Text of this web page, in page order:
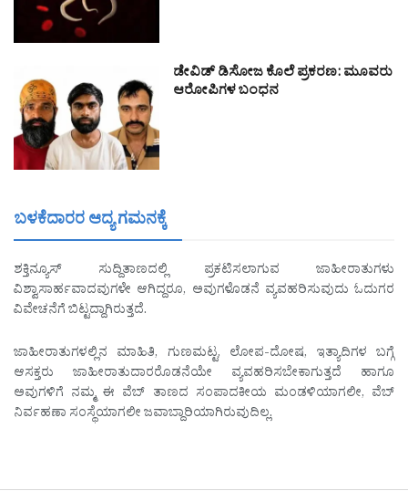
ಡೇವಿಡ್ ಡಿಸೋಜ ಕೊಲೆ ಪ್ರಕರಣ: ಮೂವರು
ಆರೋಪಿಗಳ ಬಂಧನ
ಬಳಕೆದಾರರ ಆದ್ಯ ಗಮನಕ್ಕೆ
ಶಕ್ತಿನ್ಯೂಸ್ ಸುದ್ದಿತಾಣದಲ್ಲಿ ಪ್ರಕಟಿಸಲಾಗುವ ಜಾಹೀರಾತುಗಳು
ವಿಶ್ವಾಸಾರ್ಹವಾದವುಗಳೇ ಆಗಿದ್ದರೂ, ಅವುಗಳೊಡನೆ ವ್ಯವಹರಿಸುವುದು ಓದುಗರ
ವಿವೇಚನೆಗೆ ಬಿಟ್ಟದ್ದಾಗಿರುತ್ತದೆ.
ಜಾಹೀರಾತುಗಳಲ್ಲಿನ ಮಾಹಿತಿ, ಗುಣಮಟ್ಟ, ಲೋಪ-ದೋಷ, ಇತ್ಯಾದಿಗಳ ಬಗ್ಗೆ
ಆಸಕ್ತರು ಜಾಹೀರಾತುದಾರರೊಡನೆಯೇ ವ್ಯವಹರಿಸಬೇಕಾಗುತ್ತದೆ ಹಾಗೂ
ಅವುಗಳಿಗೆ ನಮ್ಮ ಈ ವೆಬ್ ತಾಣದ ಸಂಪಾದಕೀಯ ಮಂಡಳಿಯಾಗಲೀ, ವೆಬ್
ನಿರ್ವಹಣಾ ಸಂಸ್ಥೆಯಾಗಲೀ ಜವಾಬ್ದಾರಿಯಾಗಿರುವುದಿಲ್ಲ.